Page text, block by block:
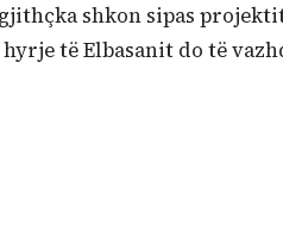
shkon sipas
të Elbasanit do të